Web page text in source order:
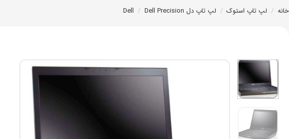
خانه / لپ تاپ استوک / لپ تاپ دل Dell / Dell Precision